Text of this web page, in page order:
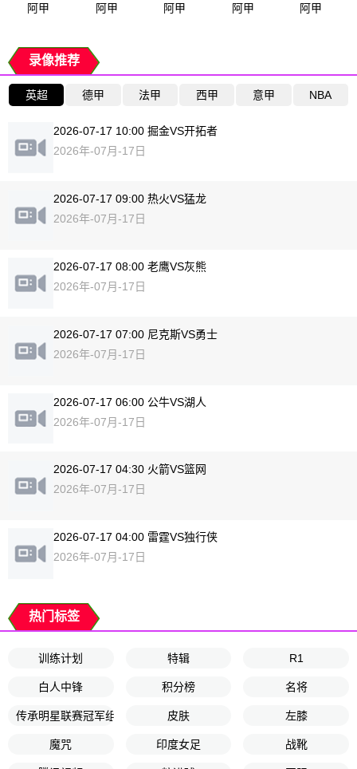
阿甲 阿甲 阿甲 阿甲 阿甲
录像推荐
英超 德甲 法甲 西甲 意甲 NBA
2026-07-17 10:00 掘金VS开拓者
2026年-07月-17日
2026-07-17 09:00 热火VS猛龙
2026年-07月-17日
2026-07-17 08:00 老鹰VS灰熊
2026年-07月-17日
2026-07-17 07:00 尼克斯VS勇士
2026年-07月-17日
2026-07-17 06:00 公牛VS湖人
2026年-07月-17日
2026-07-17 04:30 火箭VS篮网
2026年-07月-17日
2026-07-17 04:00 雷霆VS独行侠
2026年-07月-17日
热门标签
训练计划 特辑 R1
白人中锋 积分榜 名将
传承明星联赛冠军组第1轮 皮肤 左膝
魔咒 印度女足 战靴